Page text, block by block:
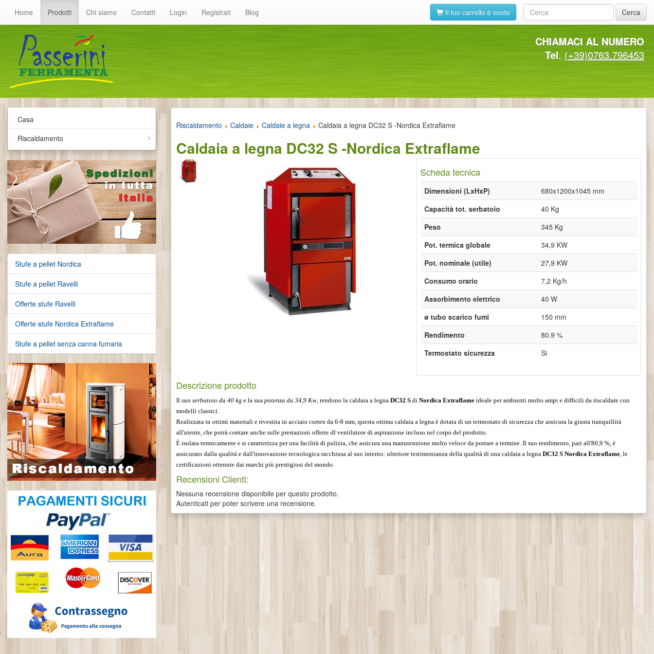
Cerca
Home Prodotti Chi siamo Contatti Login Registrati Blog Il tuo carrello è vuoto
CHIAMACI AL NUMERO
Tel. (+39)0763.796453
Casa
Riscaldamento
Stufe a pellet Nordica
Stufe a pellet Ravelli
Offerte stufe Ravelli
Offerte stufe Nordica Extraflame
Stufe a pellet senza canna fumaria
Riscaldamento Caldaie Caldaie a legna Caldaia a legna DC32 S -Nordica Extraflame
Caldaia a legna DC32 S -Nordica Extraflame
Scheda tecnica
Dimensioni (LxHxP)
680x1200x1045 mm
Capacità tot. serbatoio
40 Kg
Peso
345 Kg
Pot. termica globale
34,9 KW
Pot. nominale (utile)
27,9 KW
Consumo orario
7,2 Kg/h
Assorbimento elettrico
40 W
ø tubo scarico fumi
150 mm
Rendimento
80.9 %
Termostato sicurezza
Si
Descrizione prodotto
Il suo serbatoio da 40 kg e la sua potenza da 34,9 Kw, rendono la caldaia a legna DC32 S di Nordica Extraflame ideale per ambienti molto ampi e difficili da riscaldare con
modelli classici.
Realizzata in ottimi materiali e rivestita in acciaio corten da 6-8 mm, questa ottima caldaia a legna è dotata di un termostato di sicurezza che assicura la giusta tranquillità
all'utente, che potrà contare anche sulle prestazioni offerte dl ventilatore di aspirazione incluso nel corpo del prodotto.
È isolata termicamente e si caratterizza per una facilità di pulizia, che assicura una manutenzione molto veloce da portare a termine. Il suo rendimento, pari all'80,9 %, è
assicurato dalla qualità e dall'innovazione tecnologica racchiusa al suo interno: ulteriore testimonianza della qualità di una caldaia a legna DC32 S Nordica Extraflame, le
certificazioni ottenute dai marchi più prestigiosi del mondo.
Recensioni Clienti:
Nessuna recensione disponibile per questo prodotto.
Autenticati per poter scrivere una recensione.